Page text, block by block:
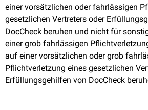
einer vorsätzlichen oder fahrlässigen
gesetzlichen Vertreters oder
DocCheck beruhen und nicht für
einer grob fahrlässigen
auf einer vorsätzlichen oder grob
Pflichtverletzung eines gesetzlichen
Erfüllungsgehilfen von DocCheck